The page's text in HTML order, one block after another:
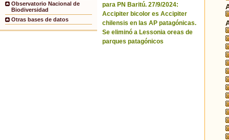
Observatorio Nacional de
Biodiversidad
Otras bases de datos
para PN Baritú. 27/9/2024:
Accipiter bicolor es Accipiter
chilensis en las AP patagónicas.
Se eliminó a Lessonia oreas de
parques patagónicos